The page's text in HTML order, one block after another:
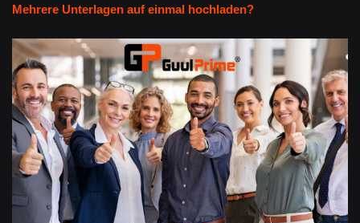
Mehrere Unterlagen auf einmal hochladen?